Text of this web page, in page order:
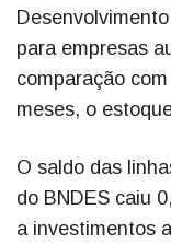
para empresas
comparação
meses, o
O saldo das
do BNDES caiu
a investimentos